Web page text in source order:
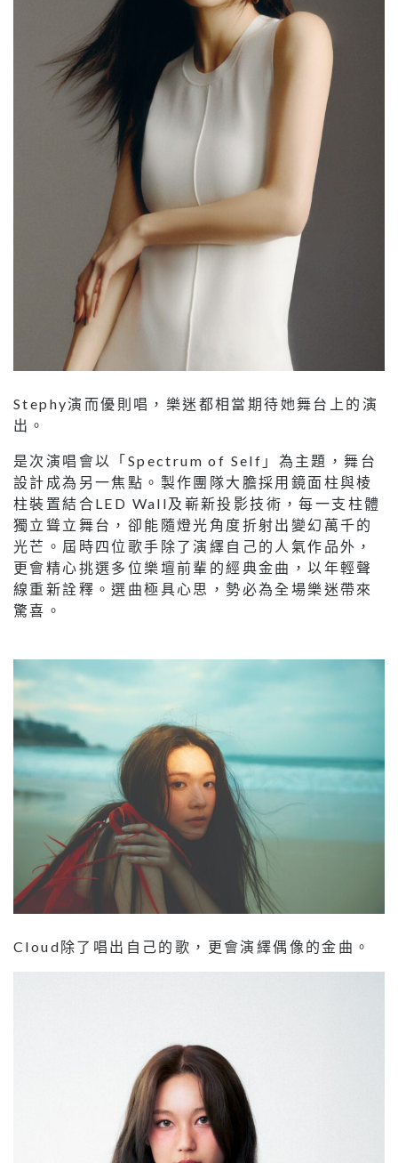
Stephy演而優則唱，樂迷都相當期待她舞台上的演
出。
是次演唱會以「Spectrum of Self」為主題，舞台
設計成為另一焦點。製作團隊大膽採用鏡面柱與棱
柱裝置結合LED Wall及嶄新投影技術，每一支柱體
獨立聳立舞台，卻能隨燈光角度折射出變幻萬千的
光芒。屆時四位歌手除了演繹自己的人氣作品外，
更會精心挑選多位樂壇前輩的經典金曲，以年輕聲
線重新詮釋。選曲極具心思，勢必為全場樂迷帶來
驚喜。
Cloud除了唱出自己的歌，更會演繹偶像的金曲。